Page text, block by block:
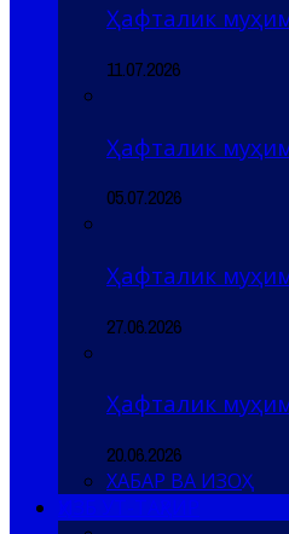
Ҳафталик
11.07.2026
Ҳафталик
05.07.2026
Ҳафталик
27.06.2026
Ҳафталик
20.06.2026
ХАБАР ВА ИЗОҲ